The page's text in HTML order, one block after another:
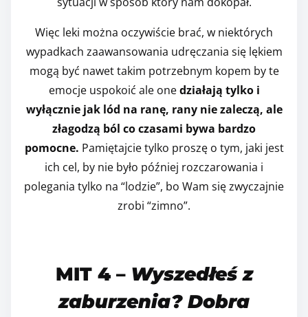
Więc leki można oczywiście brać, w niektórych
wypadkach zaawansowania udręczania się lękiem
mogą być nawet takim potrzebnym kopem by te
emocje uspokoić ale onedziałają tylko i
wyłącznie jak lód na ranę, rany nie zaleczą, ale
złagodzą ból co czasami bywa bardzo
pomocne. Pamiętajcie tylko proszę o tym, jaki jest
ich cel, by nie było później rozczarowania i
polegania tylko na “lodzie”, bo Wam się zwyczajnie
zrobi “zimno”.
MIT 4 –Wyszedłeś z
zaburzenia? Dobra